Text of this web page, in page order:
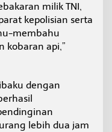
milik TNI,
kepolisian serta
membahu
kobaran api,”
dengan
lebih dua jam